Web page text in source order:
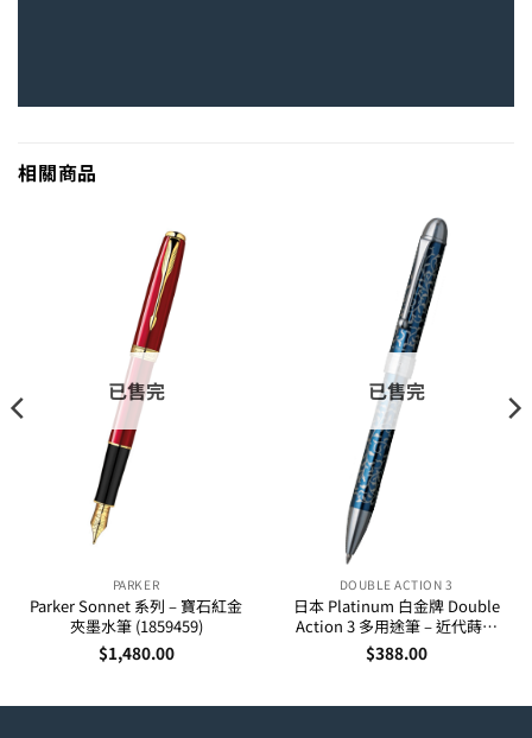
相關商品
已售完
PARKER
Parker Sonnet 系列 – 寶石紅金
夾墨水筆 (1859459)
$1,480.00
已售完
DOUBLE ACTION 3
日本 Platinum 白金牌 Double
Action 3 多用途筆 – 近代蒔繪
(唐草藍)
$388.00